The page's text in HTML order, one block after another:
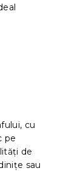
cu
pe
de
sau